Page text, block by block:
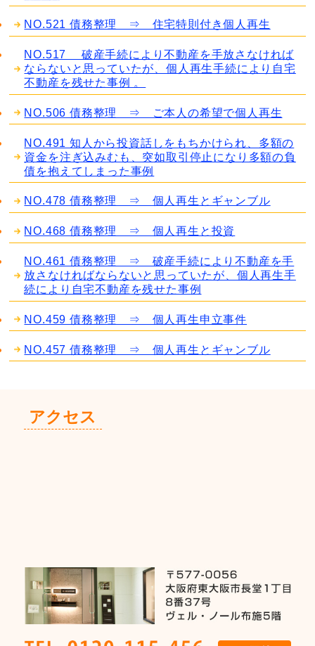
NO.521 債務整理 ⇒ 住宅特則付き個人再生
NO.517 破産手続により不動産を手放さなければ
ならないと思っていたが、個人再生手続により自宅
不動産を残せた事例 。
NO.506 債務整理 ⇒ ご本人の希望で個人再生
NO.491 知人から投資話しをもちかけられ、多額の
資金を注ぎ込みむも、突如取引停止になり多額の負
債を抱えてしまった事例
NO.478 債務整理 ⇒ 個人再生とギャンブル
NO.468 債務整理 ⇒ 個人再生と投資
NO.461 債務整理 ⇒ 破産手続により不動産を手
放さなければならないと思っていたが、個人再生手
続により自宅不動産を残せた事例
NO.459 債務整理 ⇒ 個人再生申立事件
NO.457 債務整理 ⇒ 個人再生とギャンブル
アクセス